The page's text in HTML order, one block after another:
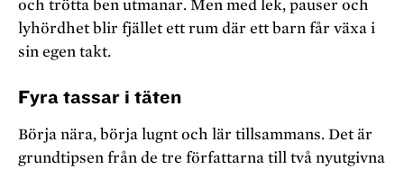
och trötta ben utmanar. Men med lek, pauser och
lyhördhet blir fjället ett rum där ett barn får växa i
sin egen takt.
Fyra tassar i täten
Börja nära, börja lugnt och lär tillsammans. Det är
grundtipsen från de tre författarna till två nyutgivna